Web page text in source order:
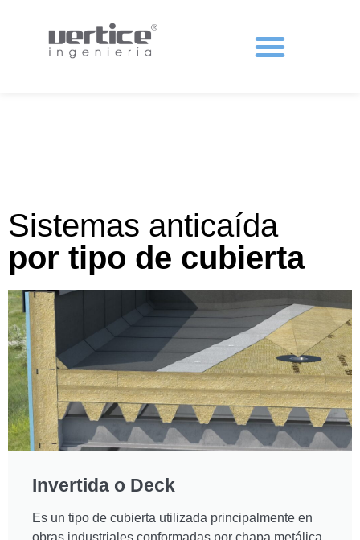
Sistemas anticaída
por tipo de cubierta
Invertida o Deck
Es un tipo de cubierta utilizada principalmente en